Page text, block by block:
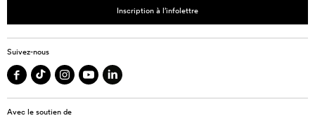
Inscription à l’infolettre
Suivez-nous
Avec le soutien de